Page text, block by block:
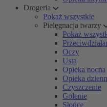
Drogeria
Pokaż wszystkie
Pielęgnacja twarzy
Pokaż
Oczy
Usta
Opieka nocna
Opieka
Czyszczenie
Golenie
Słońce